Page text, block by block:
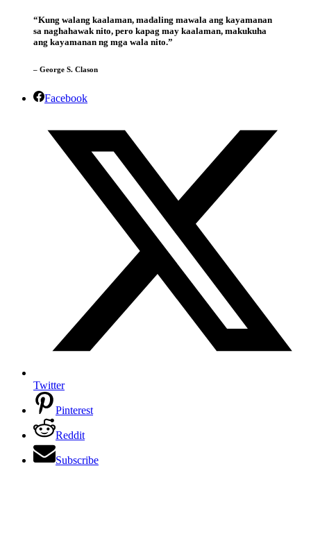
“Kung walang kaalaman, madaling mawala ang kayamanan
sa naghahawak nito, pero kapag may kaalaman, makukuha
ang kayamanan ng mga wala nito.”
– George S. Clason
Facebook
Twitter
Pinterest
Reddit
Subscribe